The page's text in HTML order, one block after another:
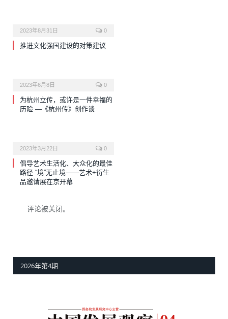
2023年8月31日 0
推进文化强国建设的对策建议
2023年6月8日 0
为杭州立传，或许是一件幸福的
历险 —《杭州传》创作谈
2023年3月22日 0
倡导艺术生活化、大众化的最佳
路径 “境”无止境——艺术+衍生
品邀请展在京开幕
评论被关闭。
2026年第4期